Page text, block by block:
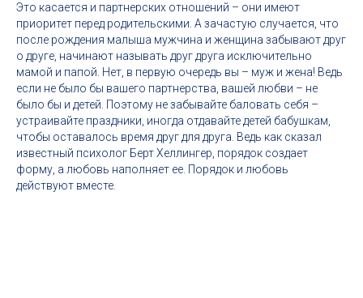
Это касается и партнерских отношений – они имеют
приоритет перед родительскими. А зачастую случается, что
после рождения малыша мужчина и женщина забывают друг
о друге, начинают называть друг друга исключительно
мамой и папой. Нет, в первую очередь вы – муж и жена! Ведь
если не было бы вашего партнерства, вашей любви – не
было бы и детей. Поэтому не забывайте баловать себя –
устраивайте праздники, иногда отдавайте детей бабушкам,
чтобы оставалось время друг для друга. Ведь как сказал
известный психолог Берт Хеллингер, порядок создает
форму, а любовь наполняет ее. Порядок и любовь
действуют вместе.